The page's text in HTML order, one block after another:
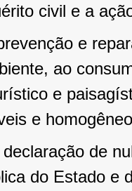
civil e a
e
ao
e
e
de
do Estado e